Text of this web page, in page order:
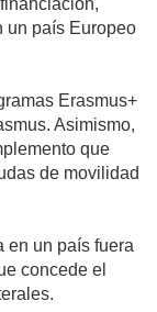
un país Europeo
Erasmus+
Asimismo,
que
de movilidad
en un país fuera
concede el